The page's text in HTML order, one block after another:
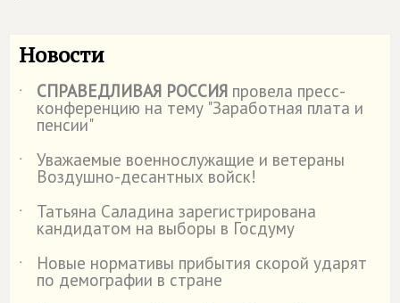
Новости
˙ СПРАВЕДЛИВАЯ РОССИЯ провела пресс-
конференцию на тему "Заработная плата и
пенсии"
˙
Уважаемые военнослужащие и ветераны
Воздушно-десантных войск!
˙
Татьяна Саладина зарегистрирована
кандидатом на выборы в Госдуму
˙
Новые нормативы прибытия скорой ударят
по демографии в стране